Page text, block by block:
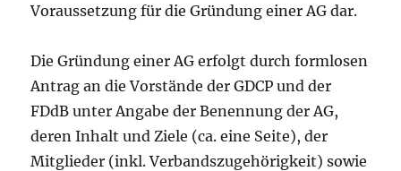
Voraussetzung für die Gründung einer AG dar.
Die Gründung einer AG erfolgt durch formlosen
Antrag an die Vorstände der GDCP und der
FDdB unter Angabe der Benennung der AG,
deren Inhalt und Ziele (ca. eine Seite), der
Mitglieder (inkl. Verbandszugehörigkeit) sowie